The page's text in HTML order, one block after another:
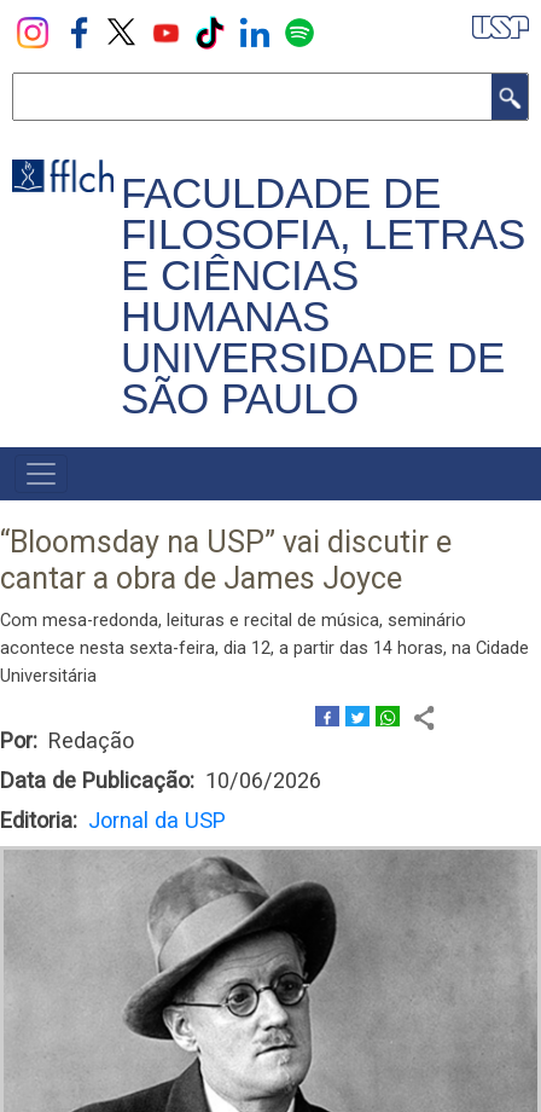
Pular
para
principal
FACULDADE DE
FILOSOFIA, LETRAS
E CIÊNCIAS
HUMANAS
UNIVERSIDADE DE
SÃO PAULO
NAVEGADOR
PRINCIPAL
“Bloomsday na USP” vai discutir e
cantar a obra de James Joyce
Com mesa-redonda, leituras e recital de música, seminário
acontece nesta sexta-feira, dia 12, a partir das 14 horas, na Cidade
Universitária
Por
Redação
Data de Publicação
10/06/2026
Editoria
Jornal da USP